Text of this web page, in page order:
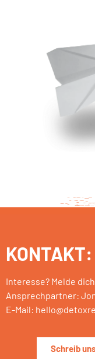
KONTAKT:
Interesse? Melde
Ansprechpartner:
E-Mail:
Schreib